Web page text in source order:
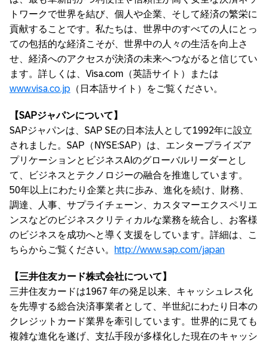
トワークで世界を結び、個人や企業、そして経済の繁栄に
貢献することです。私たちは、世界中のすべての人にとっ
ての包括的な経済こそが、世界中の人々の生活を向上さ
せ、経済へのアクセスが決済の未来へつながると信じてい
ます。詳しくは、Visa.com（英語サイト）または
www.visa.co.jp （日本語サイト）をご覧ください。
【SAPジャパンについて】
SAPジャパンは、SAP SEの日本法人として1992年に設立
されました。SAP（NYSE:SAP）は、エンタープライズア
プリケーションとビジネスAIのグローバルリーダーとし
て、ビジネスとテクノロジーの融合を推進しています。
50年以上にわたり企業と共に歩み、進化を続け、財務、
調達、人事、サプライチェーン、カスタマーエクスペリエ
ンスなどのビジネスクリティカルな業務を統合し、お客様
のビジネスを成功へと導く支援をしています。詳細は、こ
ちらからご覧ください。
http://www.sap.com/japan
【三井住友カード株式会社について】
三井住友カードは1967 年の発足以来、キャッシュレス化
を先導する総合決済事業者として、半世紀にわたり日本の
クレジットカード業界を牽引しています。世界的に見ても
複雑な進化を遂げ、支払手段が多様化した現在のキャッシ